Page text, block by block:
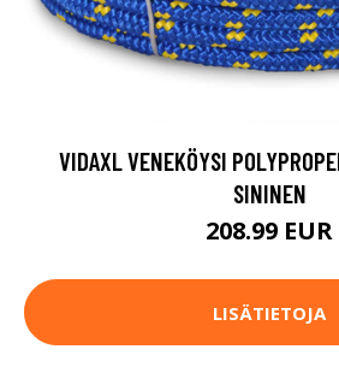
VIDAXL VENEKÖYSI
SININEN
208.99 EUR
LISÄTIETOJA